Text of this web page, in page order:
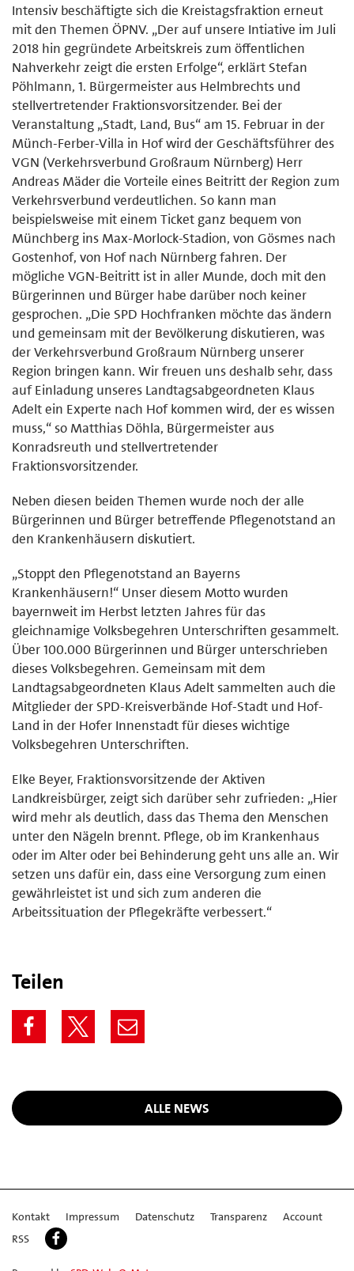
Intensiv beschäftigte sich die Kreistagsfraktion erneut
mit den Themen ÖPNV. „Der auf unsere Intiative im Juli
2018 hin gegründete Arbeitskreis zum öffentlichen
Nahverkehr zeigt die ersten Erfolge“, erklärt Stefan
Pöhlmann, 1. Bürgermeister aus Helmbrechts und
stellvertretender Fraktionsvorsitzender. Bei der
Veranstaltung „Stadt, Land, Bus“ am 15. Februar in der
Münch-Ferber-Villa in Hof wird der Geschäftsführer des
VGN (Verkehrsverbund Großraum Nürnberg) Herr
Andreas Mäder die Vorteile eines Beitritt der Region zum
Verkehrsverbund verdeutlichen. So kann man
beispielsweise mit einem Ticket ganz bequem von
Münchberg ins Max-Morlock-Stadion, von Gösmes nach
Gostenhof, von Hof nach Nürnberg fahren. Der
mögliche VGN-Beitritt ist in aller Munde, doch mit den
Bürgerinnen und Bürger habe darüber noch keiner
gesprochen. „Die SPD Hochfranken möchte das ändern
und gemeinsam mit der Bevölkerung diskutieren, was
der Verkehrsverbund Großraum Nürnberg unserer
Region bringen kann. Wir freuen uns deshalb sehr, dass
auf Einladung unseres Landtagsabgeordneten Klaus
Adelt ein Experte nach Hof kommen wird, der es wissen
muss,“ so Matthias Döhla, Bürgermeister aus
Konradsreuth und stellvertretender
Fraktionsvorsitzender.
Neben diesen beiden Themen wurde noch der alle
Bürgerinnen und Bürger betreffende Pflegenotstand an
den Krankenhäusern diskutiert.
„Stoppt den Pflegenotstand an Bayerns
Krankenhäusern!“ Unser diesem Motto wurden
bayernweit im Herbst letzten Jahres für das
gleichnamige Volksbegehren Unterschriften gesammelt.
Über 100.000 Bürgerinnen und Bürger unterschrieben
dieses Volksbegehren. Gemeinsam mit dem
Landtagsabgeordneten Klaus Adelt sammelten auch die
Mitglieder der SPD-Kreisverbände Hof-Stadt und Hof-
Land in der Hofer Innenstadt für dieses wichtige
Volksbegehren Unterschriften.
Elke Beyer, Fraktionsvorsitzende der Aktiven
Landkreisbürger, zeigt sich darüber sehr zufrieden: „Hier
wird mehr als deutlich, dass das Thema den Menschen
unter den Nägeln brennt. Pflege, ob im Krankenhaus
oder im Alter oder bei Behinderung geht uns alle an. Wir
setzen uns dafür ein, dass eine Versorgung zum einen
gewährleistet ist und sich zum anderen die
Arbeitssituation der Pflegekräfte verbessert.“
Teilen
ALLE NEWS
Kontakt Impressum Datenschutz Transparenz
Account
RSS